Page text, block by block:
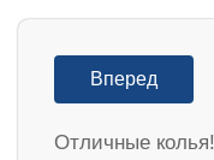
Вперед
Отличные